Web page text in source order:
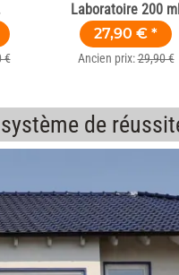
€
Laboratoire 200 ml
27,90 € *
Ancien prix:29,90 €
de